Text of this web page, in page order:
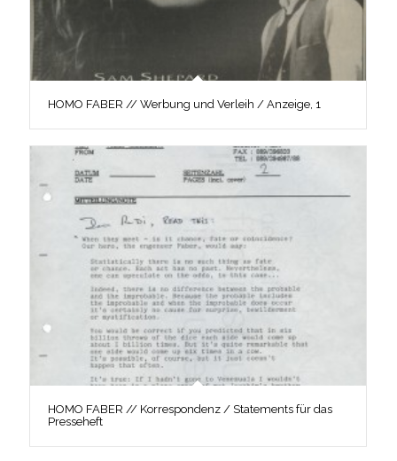
HOMO FABER // Werbung und Verleih / Anzeige, 1
HOMO FABER // Korrespondenz / Statements für das
Presseheft